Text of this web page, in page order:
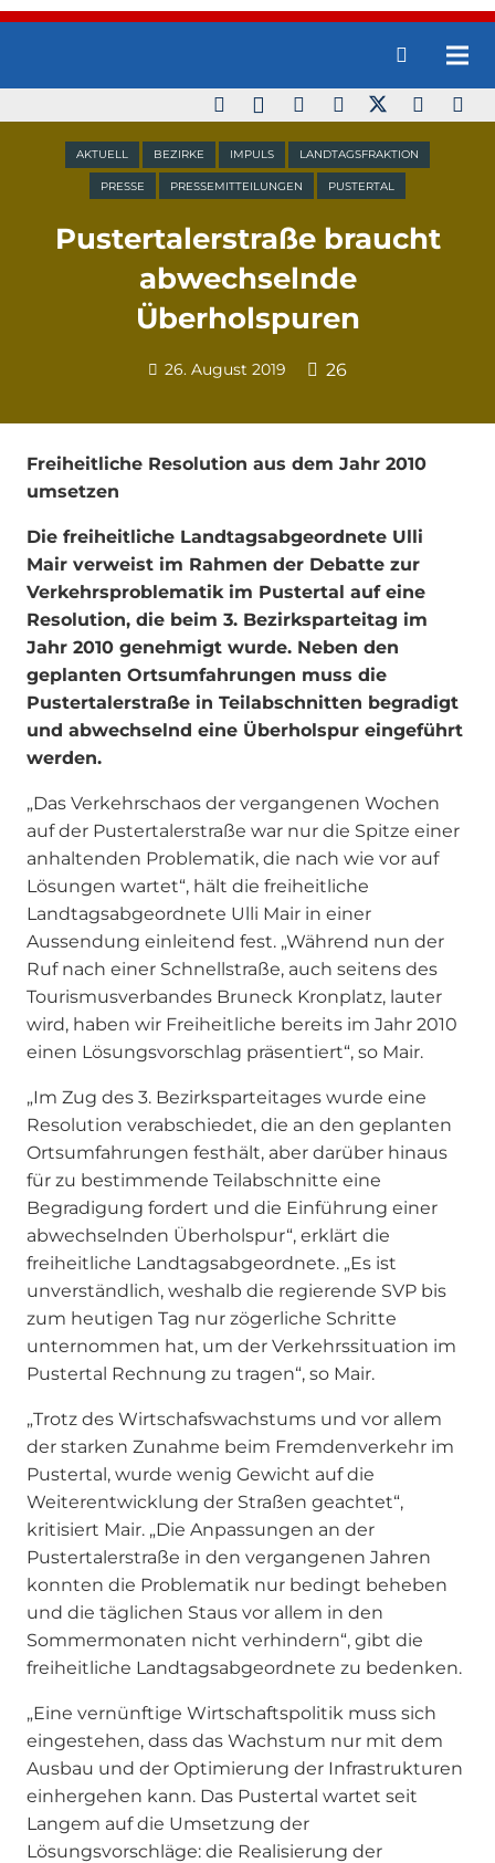
AKTUELL BEZIRKE IMPULS LANDTAGSFRAKTION
PRESSE PRESSEMITTEILUNGEN PUSTERTAL
Pustertalerstraße braucht
abwechselnde
Überholspuren
26. August 2019 26
Freiheitliche Resolution aus dem Jahr 2010
umsetzen
Die freiheitliche Landtagsabgeordnete Ulli
Mair verweist im Rahmen der Debatte zur
Verkehrsproblematik im Pustertal auf eine
Resolution, die beim 3. Bezirksparteitag im
Jahr 2010 genehmigt wurde. Neben den
geplanten Ortsumfahrungen muss die
Pustertalerstraße in Teilabschnitten begradigt
und abwechselnd eine Überholspur eingeführt
werden.
„Das Verkehrschaos der vergangenen Wochen
auf der Pustertalerstraße war nur die Spitze einer
anhaltenden Problematik, die nach wie vor auf
Lösungen wartet“, hält die freiheitliche
Landtagsabgeordnete Ulli Mair in einer
Aussendung einleitend fest. „Während nun der
Ruf nach einer Schnellstraße, auch seitens des
Tourismusverbandes Bruneck Kronplatz, lauter
wird, haben wir Freiheitliche bereits im Jahr 2010
einen Lösungsvorschlag präsentiert“, so Mair.
„Im Zug des 3. Bezirksparteitages wurde eine
Resolution verabschiedet, die an den geplanten
Ortsumfahrungen festhält, aber darüber hinaus
für zu bestimmende Teilabschnitte eine
Begradigung fordert und die Einführung einer
abwechselnden Überholspur“, erklärt die
freiheitliche Landtagsabgeordnete. „Es ist
unverständlich, weshalb die regierende SVP bis
zum heutigen Tag nur zögerliche Schritte
unternommen hat, um der Verkehrssituation im
Pustertal Rechnung zu tragen“, so Mair.
„Trotz des Wirtschafswachstums und vor allem
der starken Zunahme beim Fremdenverkehr im
Pustertal, wurde wenig Gewicht auf die
Weiterentwicklung der Straßen geachtet“,
kritisiert Mair. „Die Anpassungen an der
Pustertalerstraße in den vergangenen Jahren
konnten die Problematik nur bedingt beheben
und die täglichen Staus vor allem in den
Sommermonaten nicht verhindern“, gibt die
freiheitliche Landtagsabgeordnete zu bedenken.
„Eine vernünftige Wirtschaftspolitik muss sich
eingestehen, dass das Wachstum nur mit dem
Ausbau und der Optimierung der Infrastrukturen
einhergehen kann. Das Pustertal wartet seit
Langem auf die Umsetzung der
Lösungsvorschläge: die Realisierung der